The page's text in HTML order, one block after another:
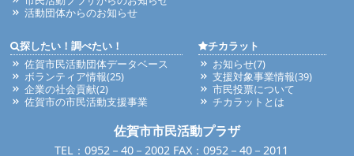
活動団体からのお知らせ
探したい！調べたい！
佐賀市民活動団体データベース
ボランティア情報(25)
企業の社会貢献(2)
佐賀市の市民活動支援事業
チカラット
お知らせ(7)
支援対象事業情報(39)
市民投票について
チカラットとは
佐賀市市民活動プラザ
TEL：0952－40－2002 FAX：0952－40－2011